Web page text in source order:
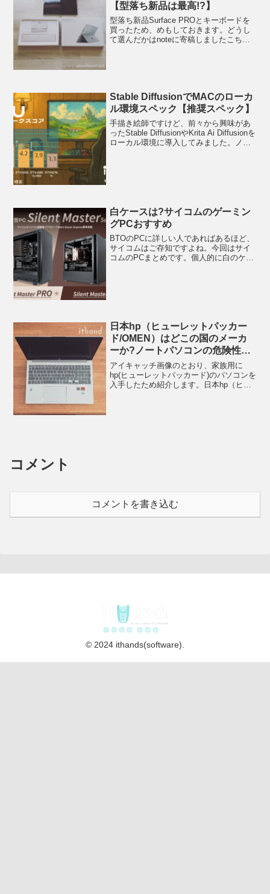
【型落ち新品は最高!?】
型落ち新品Surface PROとキーボードを
買ったため、めもしておきます。どうし
て選んだかはnoteに寄稿しましたこちら
Stable DiffusionでMACのローカ
ル環境スペック【推奨スペック】
手描き絵師ですけど、前々から興味があ
ったStable DiffusionやKrita Ai Diffusionを
ローカル環境に導入してみました。ノー
白ケースは?サイコムのゲーミン
グPCおすすめ
BTOのPCに詳しい人であればあるほど、
サイコムはご存知ですよね。今回はサイ
コムのPCまとめです。個人的に白のケー
日本hp（ヒューレットパッカー
ド/OMEN）はどこの国のメーカ
ーか?ノートパソコンの危険性・
安全性
アイキャッチ画像のとおり、家族用に
hp(ヒューレットパッカード)のパソコンを
入手したため紹介します。日本hp（ヒュ
コメント
コメントを書き込む
© 2024 ithands(software).